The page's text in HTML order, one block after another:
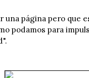
página pero que
podamos para